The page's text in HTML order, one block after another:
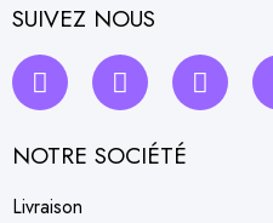
SUIVEZ NOUS
NOTRE SOCIÉTÉ
Livraison